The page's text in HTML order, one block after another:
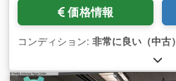
価格情報
コンディション: 非常に良い（中古）